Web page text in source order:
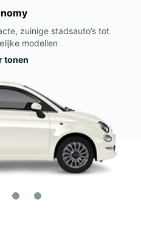
zuinige stadsauto’s tot
modellen
tonen